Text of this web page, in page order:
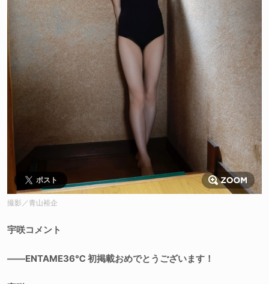
ポスト
撮影／青山裕企
宇咲コメント
――ENTAME36℃ 初掲載おめでとうございます！